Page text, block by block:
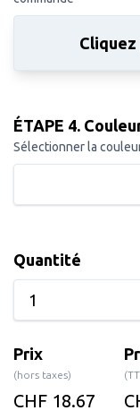
ÉTAPE 4.
Sélectionner la
Quantité
Prix
(hors taxes)
CHF 18.67